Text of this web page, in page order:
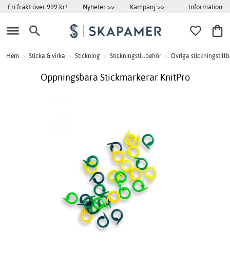
Fri frakt över 999 kr! Nyheter >> Kampanj >> Information
Hem > Sticka & virka > Stickning > Stickningstillbehör > Övriga
Öppningsbara Stickmarkerar KnitPro